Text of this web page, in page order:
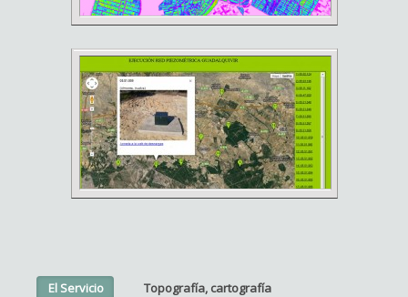
El Servicio
Topografía, cartografía